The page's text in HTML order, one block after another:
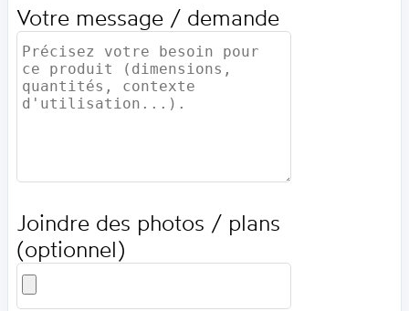
Votre message / demande
Joindre des photos / plans
(optionnel)